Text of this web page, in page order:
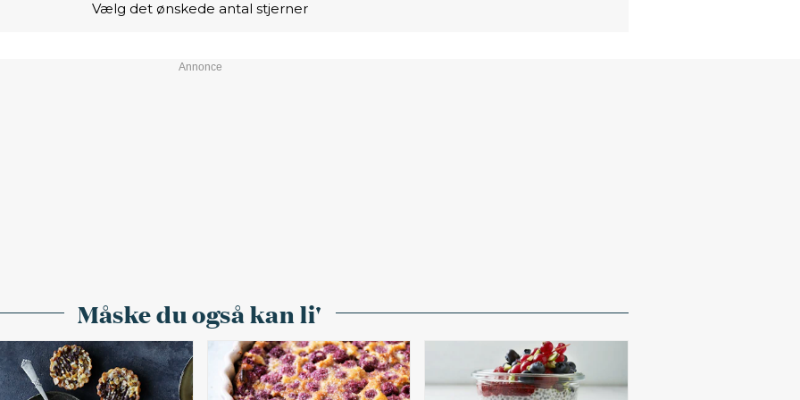
Vælg det ønskede antal stjerner
Måske du også kan li'